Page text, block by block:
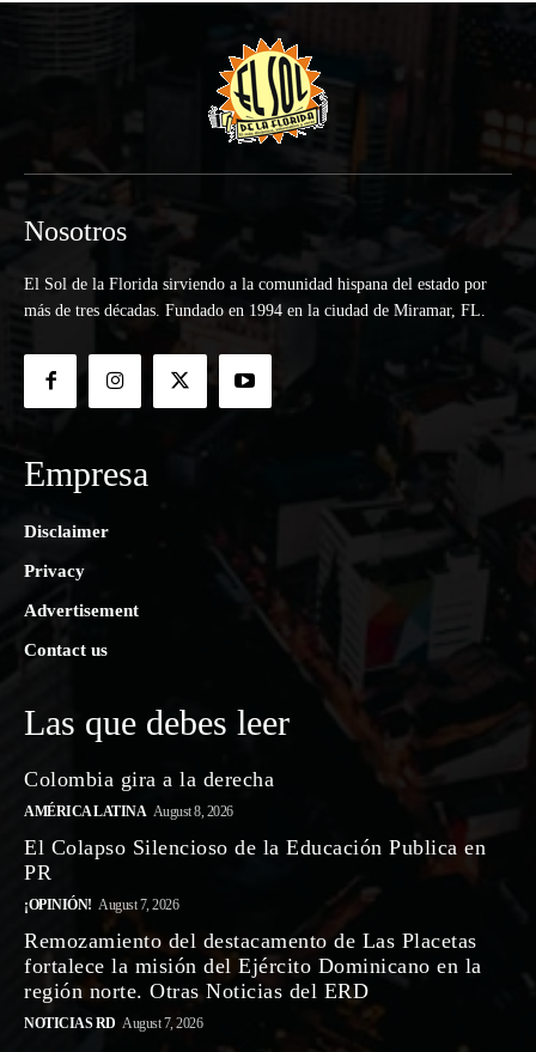
Nosotros
El Sol de la Florida sirviendo a la comunidad hispana del estado por
más de tres décadas. Fundado en 1994 en la ciudad de Miramar, FL.
Empresa
Disclaimer
Privacy
Advertisement
Contact us
Las que debes leer
Colombia gira a la derecha
AMÉRICA LATINA August 8, 2026
El Colapso Silencioso de la Educación Publica en
PR
¡OPINIÓN! August 7, 2026
Remozamiento del destacamento de Las Placetas
fortalece la misión del Ejército Dominicano en la
región norte. Otras Noticias del ERD
NOTICIAS RD August 7, 2026